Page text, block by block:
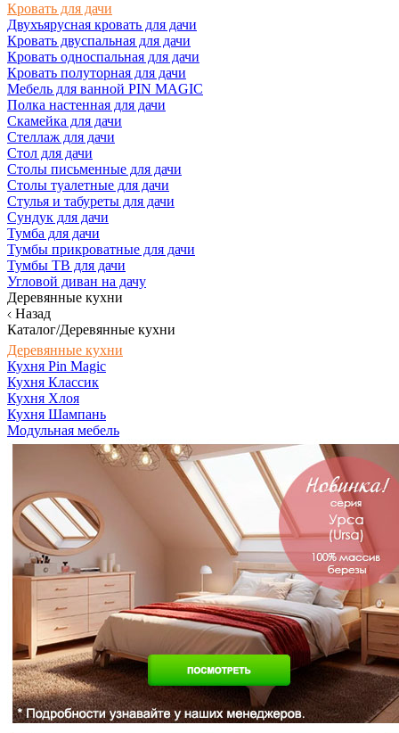
Кровать для дачи
Двухъярусная кровать для дачи
Кровать двуспальная для дачи
Кровать односпальная для дачи
Кровать полуторная для дачи
Мебель для ванной PIN MAGIC
Полка настенная для дачи
Скамейка для дачи
Стеллаж для дачи
Стол для дачи
Столы письменные для дачи
Столы туалетные для дачи
Стулья и табуреты для дачи
Сундук для дачи
Тумба для дачи
Тумбы прикроватные для дачи
Тумбы ТВ для дачи
Угловой диван на дачу
Деревянные кухни
Назад
Каталог/Деревянные кухни
Деревянные кухни
Кухня Pin Magic
Кухня Классик
Кухня Хлоя
Кухня Шампань
Модульная мебель